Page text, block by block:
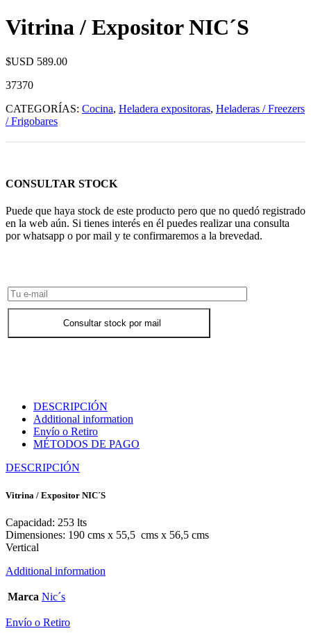
Vitrina / Expositor NIC´S
$USD 589.00
37370
CATEGORÍAS: Cocina, Heladera expositoras, Heladeras / Freezers
/ Frigobares
CONSULTAR STOCK
Puede que haya stock de este producto pero que no quedó registrado
en la web aún. Si tienes interés en él puedes realizar una consulta
por whatsapp o por mail y te confirmaremos a la brevedad.
Consultar stock por mail
DESCRIPCIÓN
Additional information
Envío o Retiro
MÉTODOS DE PAGO
DESCRIPCIÓN
Vitrina / Expositor NIC´S
Capacidad: 253 lts
Dimensiones: 190 cms x 55,5 cms x 56,5 cms
Vertical
Additional information
Marca Nic´s
Envío o Retiro